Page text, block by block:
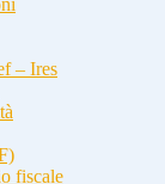
– Ires
fiscale